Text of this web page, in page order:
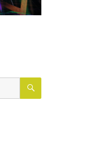
SUCHEN